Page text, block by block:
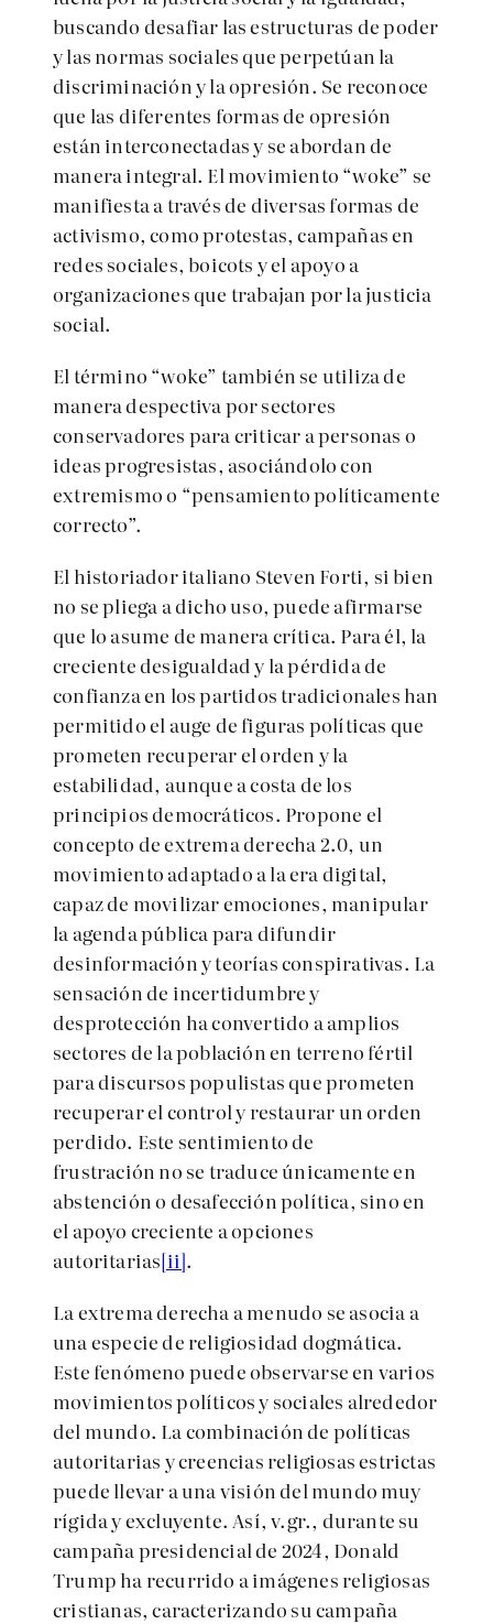
buscando desafiar las estructuras de poder
y las normas sociales que perpetúan la
discriminación y la opresión. Se reconoce
que las diferentes formas de opresión
están interconectadas y se abordan de
manera integral. El movimiento “woke” se
manifiesta a través de diversas formas de
activismo, como protestas, campañas en
redes sociales, boicots y el apoyo a
organizaciones que trabajan por la justicia
social.
El término “woke” también se utiliza de
manera despectiva por sectores
conservadores para criticar a personas o
ideas progresistas, asociándolo con
extremismo o “pensamiento políticamente
correcto”.
El historiador italiano Steven Forti, si bien
no se pliega a dicho uso, puede afirmarse
que lo asume de manera crítica. Para él, la
creciente desigualdad y la pérdida de
confianza en los partidos tradicionales han
permitido el auge de figuras políticas que
prometen recuperar el orden y la
estabilidad, aunque a costa de los
principios democráticos. Propone el
concepto de extrema derecha 2.0, un
movimiento adaptado a la era digital,
capaz de movilizar emociones, manipular
la agenda pública para difundir
desinformación y teorías conspirativas. La
sensación de incertidumbre y
desprotección ha convertido a amplios
sectores de la población en terreno fértil
para discursos populistas que prometen
recuperar el control y restaurar un orden
perdido. Este sentimiento de
frustración no se traduce únicamente en
abstención o desafección política, sino en
el apoyo creciente a opciones
autoritarias[ii].
La extrema derecha a menudo se asocia a
una especie de religiosidad dogmática.
Este fenómeno puede observarse en varios
movimientos políticos y sociales alrededor
del mundo. La combinación de políticas
autoritarias y creencias religiosas estrictas
puede llevar a una visión del mundo muy
rígida y excluyente. Así, v.gr., durante su
campaña presidencial de 2024, Donald
Trump ha recurrido a imágenes religiosas
cristianas, caracterizando su campaña